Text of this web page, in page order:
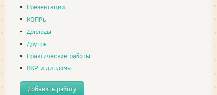
Презентации
КОПРы
Доклады
Другое
Практические работы
ВКР и дипломы
Добавить работу